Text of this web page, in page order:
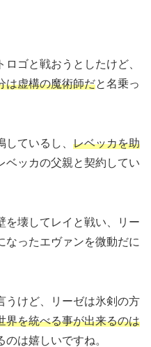
ゴと戦おうとしたけど、
は虚構の魔術師だと名乗っ
ているし、 レベッカを助
ベッカの父親と契約してい
を壊してレイと戦い、リー
なったエヴァンを微動だに
うけど、リーゼは氷剣の方
界を統べる事が出来るのは
のは嬉しいですね。